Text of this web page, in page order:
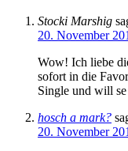
Stocki Marshig
20. November
Wow! Ich liebe
sofort in die
Single und will
hosch a mark?
20. November